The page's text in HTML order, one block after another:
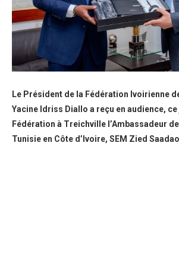
Le Président de la Fédération Ivoirienne
Yacine Idriss Diallo a reçu en audience,
Fédération à Treichville l’Ambassadeur
Tunisie en Côte d’Ivoire, SEM Zied